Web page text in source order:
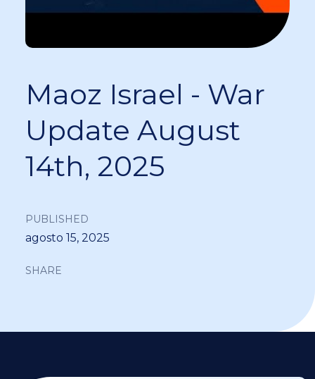
Maoz Israel - War
Update August
14th, 2025
PUBLISHED
agosto 15, 2025
SHARE